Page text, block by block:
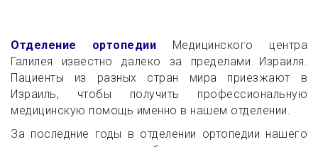
Отделение ортопедии Медицинского центра
Галилея известно далеко за пределами Израиля.
Пациенты из разных стран мира приезжают в
Израиль, чтобы получить профессиональную
медицинскую помощь именно в нашем отделении.
За последние годы в отделении ортопедии нашего